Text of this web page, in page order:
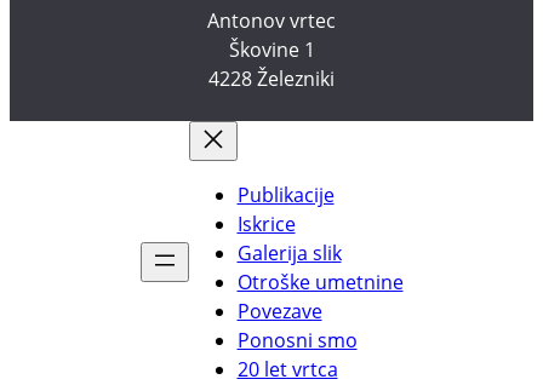
Antonov vrtec
Škovine 1
4228 Železniki
Publikacije
Iskrice
Galerija slik
Otroške umetnine
Povezave
Ponosni smo
20 let vrtca